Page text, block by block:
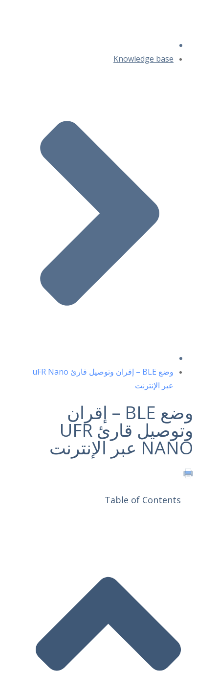
Knowledge base
وضع BLE – إقران وتوصيل قارئ uFR Nano
عبر الإنترنت
وضع BLE – إقران
وتوصيل قارئ UFR
NANO عبر الإنترنت
Table of Contents